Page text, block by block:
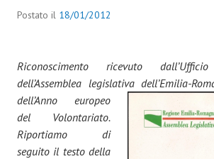
Postato il 18/01/2012
Riconoscimento ricevuto
dell’Assemblea legislativa dell’Emilia-
dell’Anno europeo
del Volontariato.
Riportiamo di
seguito il testo della